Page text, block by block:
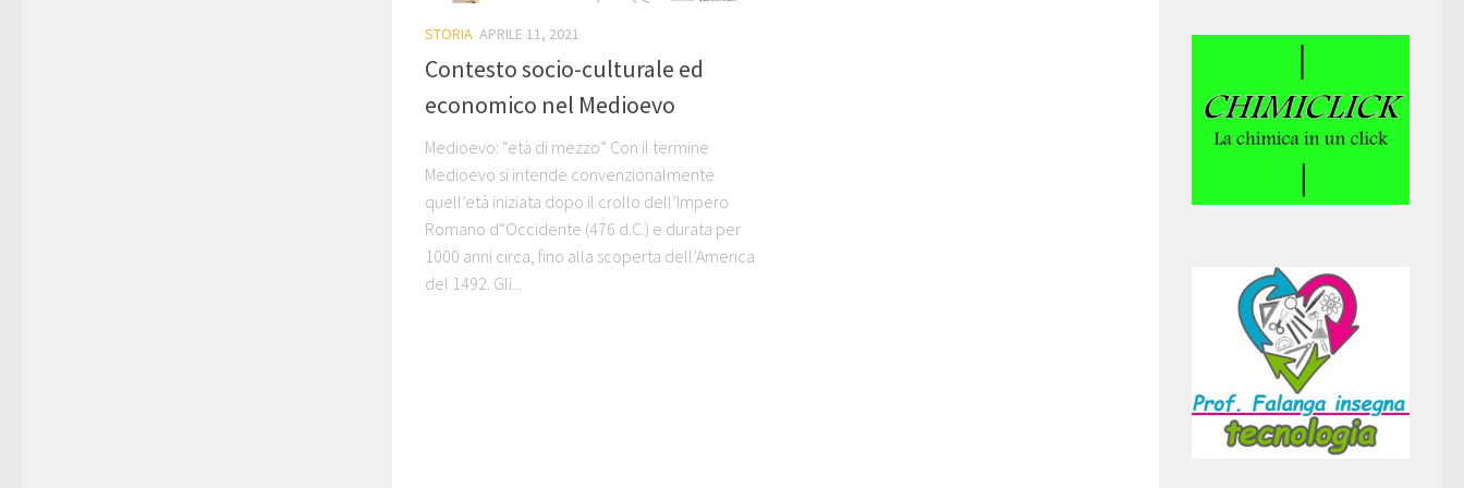
STORIA APRILE 11, 2021
Contesto socio-culturale ed
economico nel Medioevo
Medioevo: “età di mezzo” Con il termine
Medioevo si intende convenzionalmente
quell’età iniziata dopo il crollo dell’Impero
Romano d”Occidente (476 d.C.) e durata per
1000 anni circa, fino alla scoperta dell’America
del 1492. Gli...